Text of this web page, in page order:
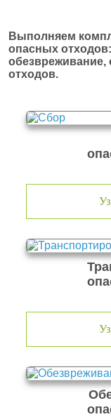
Выполняем
опасных
обезвреживание,
отходов.